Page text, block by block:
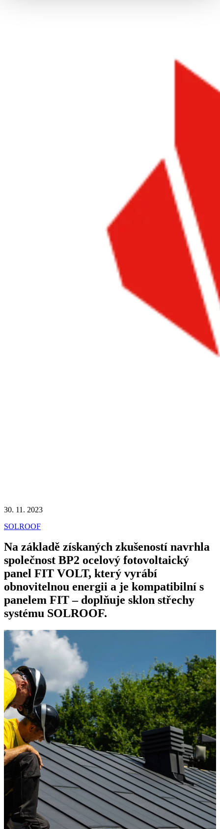
30. 11. 2023
SOLROOF
Na základě získaných zkušeností navrhla
společnost BP2 ocelový fotovoltaický
panel FIT VOLT, který vyrábí
obnovitelnou energii a je kompatibilní s
panelem FIT – doplňuje sklon střechy
systému SOLROOF.